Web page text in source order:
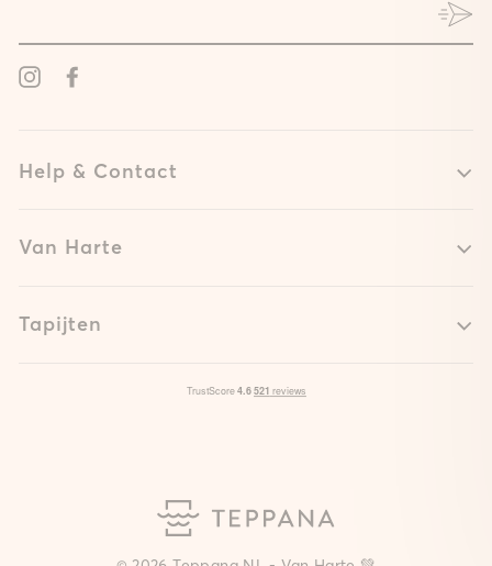
Help & Contact
Van Harte
Tapijten
Instagram